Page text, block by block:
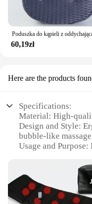
60,19zł
Here are the products
Specifications:
Material: High-
Design and Style:
bubble-like
Usage and
Typical Adaptive
professional use
Shape or Size or
to accommodate